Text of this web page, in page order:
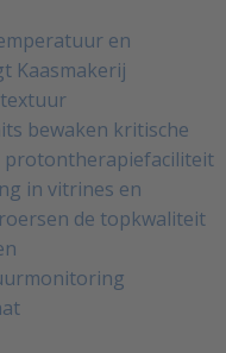
en
Kaasmakerij
bewaken kritische
protontherapiefaciliteit
in vitrines en
de topkwaliteit